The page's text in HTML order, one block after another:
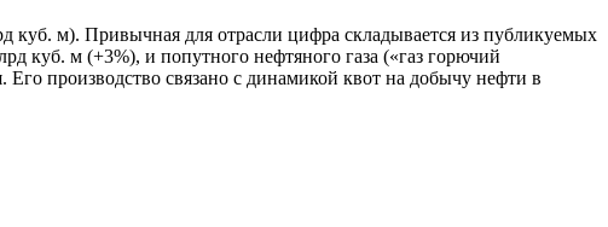
куб. м). Привычная для отрасли цифра складывается из публикуемых
куб. м (+3%), и попутного нефтяного газа («газ горючий
производство связано с динамикой квот на добычу нефти в